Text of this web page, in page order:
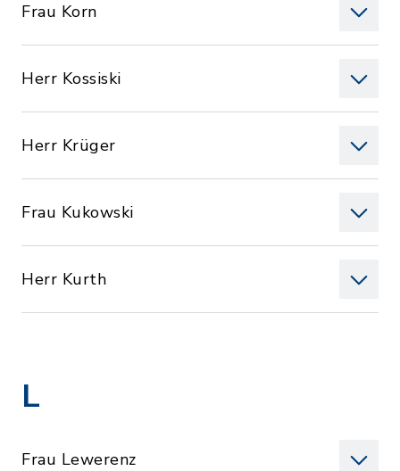
Frau Korn
Herr Kossiski
Herr Krüger
Frau Kukowski
Herr Kurth
L
Frau Lewerenz